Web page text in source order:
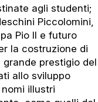
agli studenti;
Piccolomini,
Pio II e futuro
la costruzione di
grande prestigio del
allo sviluppo
illustri